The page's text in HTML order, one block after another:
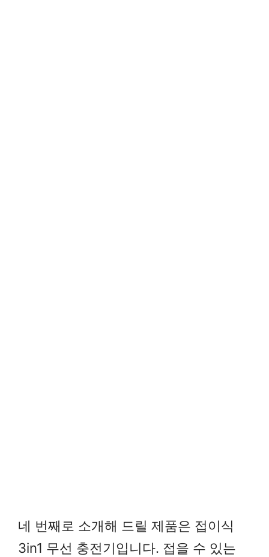
네 번째로 소개해 드릴 제품은 접이식
3in1 무선 충전기입니다. 접을 수 있는